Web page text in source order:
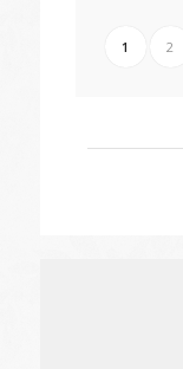
1 2